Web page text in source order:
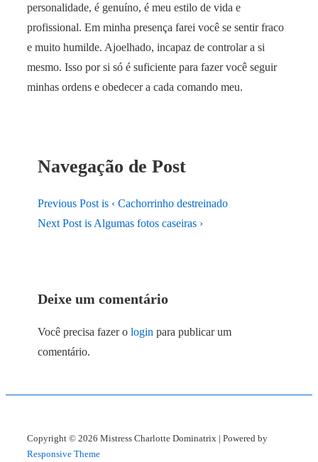
personalidade, é genuíno, é meu estilo de vida e
profissional. Em minha presença farei você se sentir fraco
e muito humilde. Ajoelhado, incapaz de controlar a si
mesmo. Isso por si só é suficiente para fazer você seguir
minhas ordens e obedecer a cada comando meu.
Navegação de Post
Previous Post is ‹ Cachorrinho destreinado
Next Post is Algumas fotos caseiras ›
Deixe um comentário
Você precisa fazer o login para publicar um
comentário.
Copyright © 2026 Mistress Charlotte Dominatrix | Powered by
Responsive Theme